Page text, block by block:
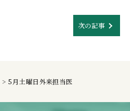
次の記事
> 5月土曜日外来担当医